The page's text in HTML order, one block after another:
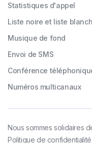
Statistiques d'appel
Liste noire et liste
Musique de fond
Envoi de SMS
Conférence
Numéros multicanaux
Nous sommes solidaires
Politique de confidentialité